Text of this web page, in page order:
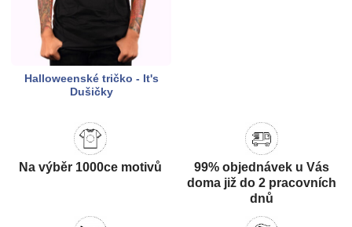
Halloweenské tričko - It's
Dušičky
Na výběr 1000ce motivů
99% objednávek u Vás
doma již do 2 pracovních
dnů